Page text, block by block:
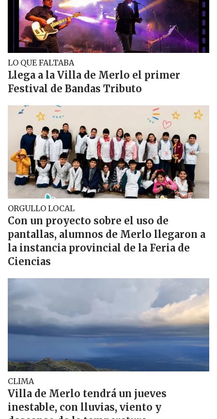
LO QUE FALTABA
Llega a la Villa de Merlo el primer
Festival de Bandas Tributo
ORGULLO LOCAL
Con un proyecto sobre el uso de
pantallas, alumnos de Merlo llegaron a
la instancia provincial de la Feria de
Ciencias
CLIMA
Villa de Merlo tendrá un jueves
inestable, con lluvias, viento y